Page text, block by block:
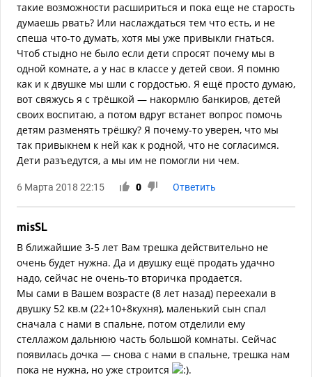
такие возможности расшириться и пока еще не старость
думаешь рвать? Или наслаждаться тем что есть, и не
спеша что-то думать, хотя мы уже привыкли гнаться.
Чтоб стыдно не было если дети спросят почему мы в
одной комнате, а у нас в классе у детей свои. Я помню
как и к двушке мы шли с гордостью. Я ещё просто думаю,
вот свяжусь я с трёшкой — накормлю банкиров, детей
своих воспитаю, а потом вдруг встанет вопрос помочь
детям разменять трёшку? Я почему-то уверен, что мы
так привыкнем к ней как к родной, что не согласимся.
Дети разъедутся, а мы им не помогли ни чем.
6 Марта 2018 22:15 0 Ответить
misSL
В ближайшие 3-5 лет Вам трешка действительно не
очень будет нужна. Да и двушку ещё продать удачно
надо, сейчас не очень-то вторичка продается.
Мы сами в Вашем возрасте (8 лет назад) переехали в
двушку 52 кв.м (22+10+8кухня), маленький сын спал
сначала с нами в спальне, потом отделили ему
стеллажом дальнюю часть большой комнаты. Сейчас
появилась дочка — снова с нами в спальне, трешка нам
пока не нужна, но уже строится
.